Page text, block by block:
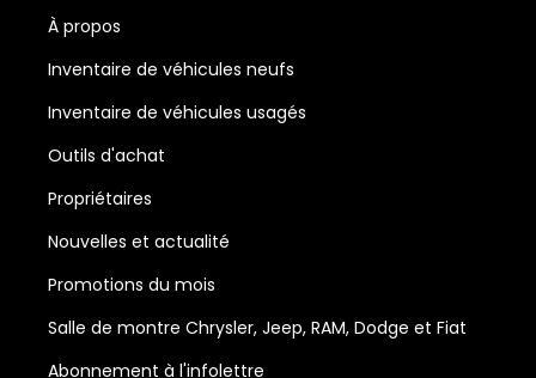
À propos
Inventaire de véhicules neufs
Inventaire de véhicules usagés
Outils d'achat
Propriétaires
Nouvelles et actualité
Promotions du mois
Salle de montre Chrysler, Jeep, RAM, Dodge et Fiat
Abonnement à l'infolettre